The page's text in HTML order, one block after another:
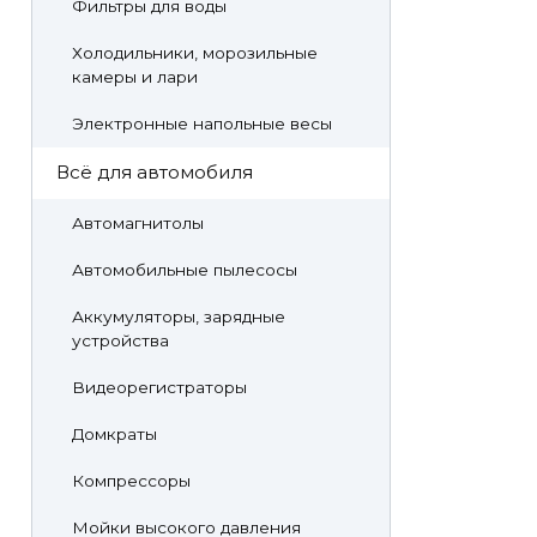
Фильтры для воды
Холодильники, морозильные
камеры и лари
Электронные напольные весы
Всё для автомобиля
Автомагнитолы
Автомобильные пылесосы
Аккумуляторы, зарядные
устройства
Видеорегистраторы
Домкраты
Компрессоры
Мойки высокого давления